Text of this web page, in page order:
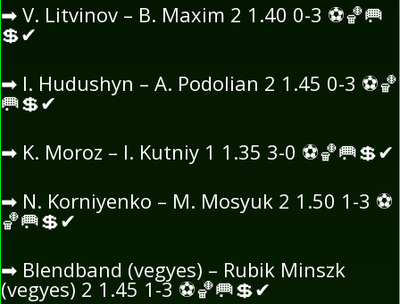
➡ V. Litvinov – B. Maxim 2 1.40 0-3 ⚽🏀🥅
💲✔
➡ I. Hudushyn – A. Podolian 2 1.45 0-3 ⚽🏀
🥅💲✔
➡ K. Moroz – I. Kutniy 1 1.35 3-0 ⚽🏀🥅💲✔
➡ N. Korniyenko – M. Mosyuk 2 1.50 1-3 ⚽
🏀🥅💲✔
➡ Blendband (vegyes) – Rubik Minszk
(vegyes) 2 1.45 1-3 ⚽🏀🥅💲✔